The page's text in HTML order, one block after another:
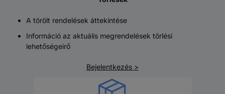
A törölt rendelések áttekintése
Információ az aktuális megrendelések törlési
lehetőségeirő
Bejelentkezés >